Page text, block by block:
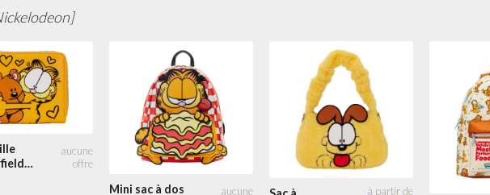
Mini sac à dos